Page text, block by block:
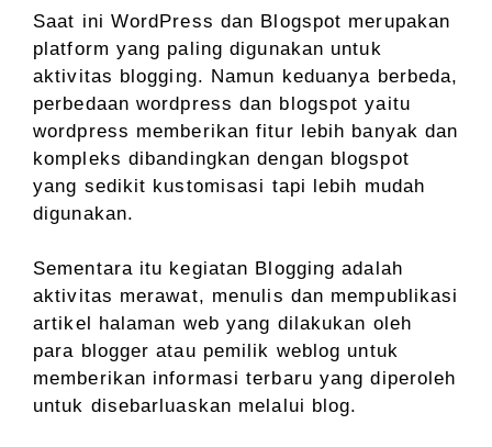
Saat ini WordPress dan Blogspot merupakan
platform yang paling digunakan untuk
aktivitas blogging. Namun keduanya berbeda,
perbedaan wordpress dan blogspot yaitu
wordpress memberikan fitur lebih banyak dan
kompleks dibandingkan dengan blogspot
yang sedikit kustomisasi tapi lebih mudah
digunakan.
Sementara itu kegiatan Blogging adalah
aktivitas merawat, menulis dan mempublikasi
artikel halaman web yang dilakukan oleh
para blogger atau pemilik weblog untuk
memberikan informasi terbaru yang diperoleh
untuk disebarluaskan melalui blog.